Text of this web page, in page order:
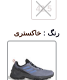
42.5
رنگ : خاکستری